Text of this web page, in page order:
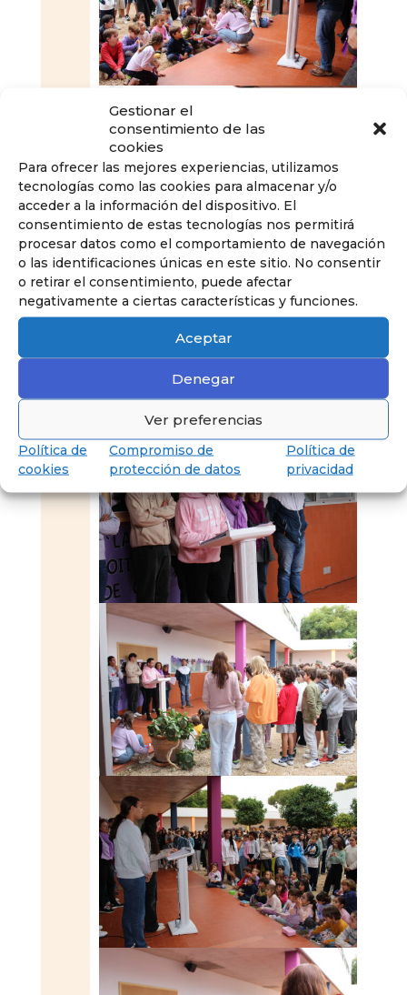
Gestionar el
consentimiento de las
cookies
Para ofrecer las mejores experiencias, utilizamos
tecnologías como las cookies para almacenar y/o
acceder a la información del dispositivo. El
consentimiento de estas tecnologías nos permitirá
procesar datos como el comportamiento de navegación
o las identificaciones únicas en este sitio. No consentir
o retirar el consentimiento, puede afectar
negativamente a ciertas características y funciones.
Aceptar
Denegar
Ver preferencias
Política de
cookies
Compromiso de
protección de datos
Política de
privacidad